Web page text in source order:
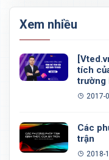
Xem nhiều
tích
trường
2017-
Các
trận
2018-